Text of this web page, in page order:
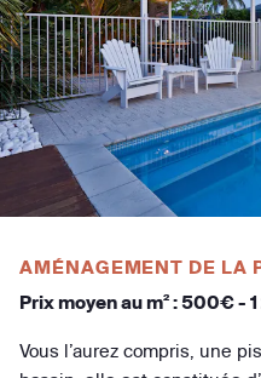
AMÉNAGEMENT DE LA
Prix moyen au m² : 500€ -
Vous l’aurez compris, une